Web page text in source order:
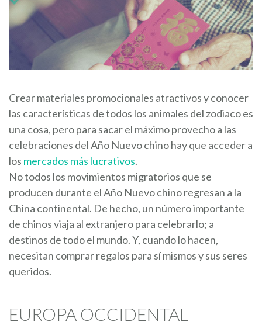
Crear materiales promocionales atractivos y conocer
las características de todos los animales del zodiaco es
una cosa, pero para sacar el máximo provecho a las
celebraciones del Año Nuevo chino hay que acceder a
los mercados más lucrativos.
No todos los movimientos migratorios que se
producen durante el Año Nuevo chino regresan a la
China continental. De hecho, un número importante
de chinos viaja al extranjero para celebrarlo; a
destinos de todo el mundo. Y, cuando lo hacen,
necesitan comprar regalos para sí mismos y sus seres
queridos.
EUROPA OCCIDENTAL